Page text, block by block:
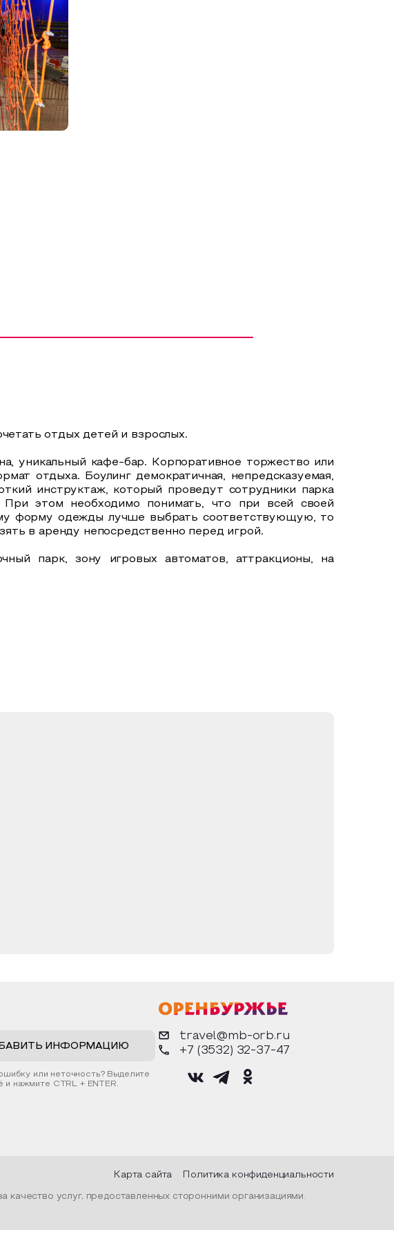
отдых детей и взрослых.
уникальный кафе-бар. Корпоративное торжество или
отдыха. Боулинг демократичная, непредсказуемая,
инструктаж, который проведут сотрудники парка
этом необходимо понимать, что при всей своей
форму одежды лучше выбрать соответствующую, то
в аренду непосредственно перед игрой.
парк, зону игровых автоматов, аттракционы, на
ИНФОРМАЦИЮ
или неточность? Выделите
и нажмите CTRL + ENTER.
travel@mb-orb.ru
+7 (3532) 32-37-47
Карта сайта Политика конфиденциальности
услуг, предоставленных сторонними организациями.